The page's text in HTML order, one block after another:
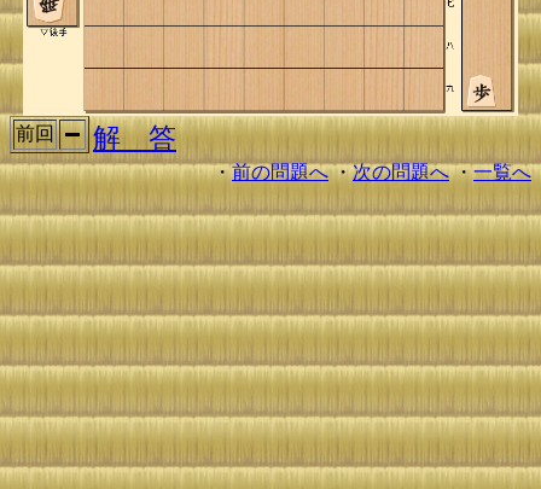
前回 解 答
・前の問題へ・次の問題へ・一覧へ